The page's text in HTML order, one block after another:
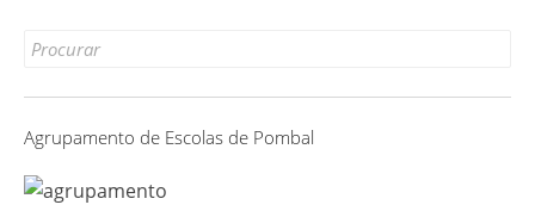
Search
Agrupamento de Escolas de Pombal